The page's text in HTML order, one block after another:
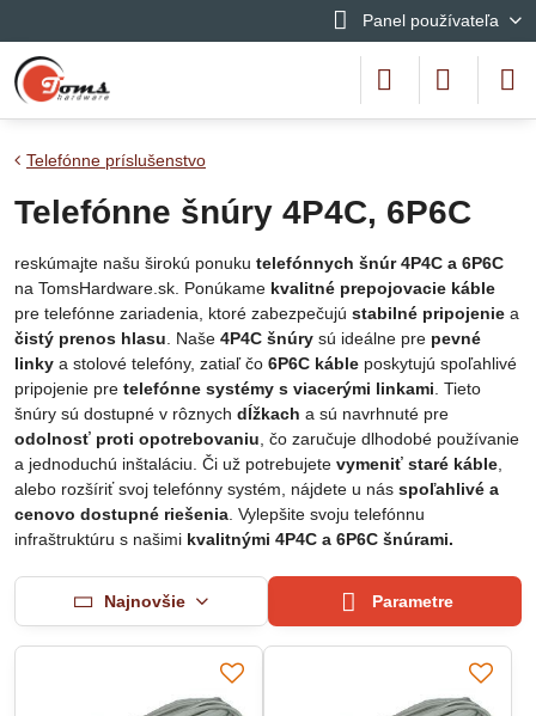
Panel používateľa
Telefónne príslušenstvo
Telefónne šnúry 4P4C, 6P6C
reskúmajte našu širokú ponuku telefónnych šnúr 4P4C a 6P6C
na TomsHardware.sk. Ponúkame kvalitné prepojovacie káble
pre telefónne zariadenia, ktoré zabezpečujú stabilné pripojenie a
čistý prenos hlasu . Naše 4P4C šnúry sú ideálne pre pevné
linky a stolové telefóny, zatiaľ čo 6P6C káble poskytujú spoľahlivé
pripojenie pre telefónne systémy s viacerými linkami . Tieto
šnúry sú dostupné v rôznych dĺžkach a sú navrhnuté pre
odolnosť proti opotrebovaniu , čo zaručuje dlhodobé používanie
a jednoduchú inštaláciu. Či už potrebujete vymeniť staré káble
alebo rozšíriť svoj telefónny systém, nájdete u nás spoľahlivé a
cenovo dostupné riešenia . Vylepšite svoju telefónnu
infraštruktúru s našimi kvalitnými 4P4C a 6P6C šnúrami.
Najnovšie Parametre